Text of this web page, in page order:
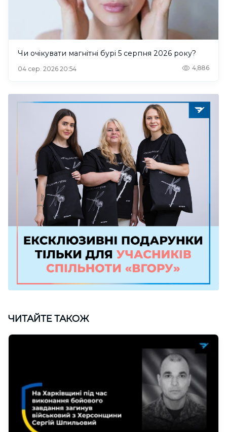
Чи очікувати магнітні бурі 5 серпня 2026 року?
04 сер. 2026 20:54 4,886
ЧИТАЙТЕ ТАКОЖ